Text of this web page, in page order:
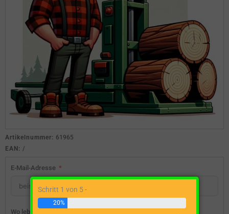
Artikelnummer: 61965
EAN: /
E-Mail-Adresse
Wo lebst du?
Schritt 1 von 5 -
20%